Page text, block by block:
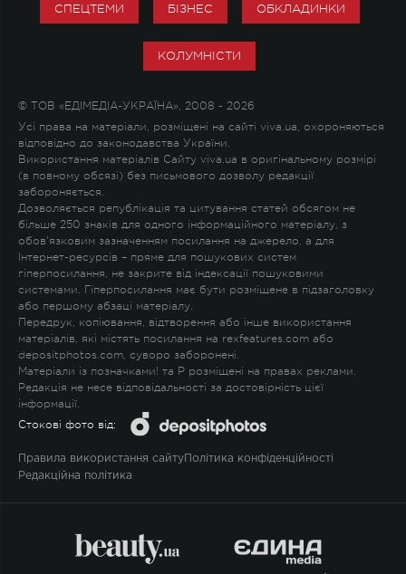
СПЕЦТЕМИ БІЗНЕС ОБКЛАДИНКИ
КОЛУМНІСТИ
© ТОВ «ЕДІМЕДІА-УКРАЇНА», 2008 - 2026
Усі права на матеріали, розміщені на сайті viva.ua, охороняються
відповідно до законодавства України.
Використання матеріалів Сайту viva.ua в оригінальному розмірі
(в повному обсязі) без письмового дозволу редакції
забороняється.
Дозволяється републікація та цитування статей обсягом не
більше 250 знаків для одного інформаційного матеріалу, з
обов'язковим зазначенням посилання на джерело, а для
Інтернет-ресурсів – пряме для пошукових систем
гіперпосилання, не закрите від індексації пошуковими
системами. Гіперпосилання має бути розміщене в підзаголовку
або першому абзаці матеріалу.
Передрук, копіювання, відтворення або інше використання
матеріалів, які містять посилання на rexfeatures.com або
depositphotos.com, суворо заборонені.
Матеріали із позначками! та P розміщені на правах реклами.
Редакція не несе відповідальності за достовірність цієї
інформації.
Стокові фото від:
Правила використання сайту Політика конфіденційності
Редакційна політика